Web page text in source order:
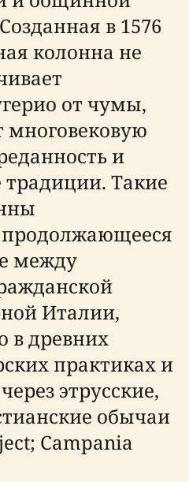
в 1576
колонна не
от чумы,
многовековую
и
Такие
между
Италии,
в древних
практиках и
этрусские,
обычаи
Campania